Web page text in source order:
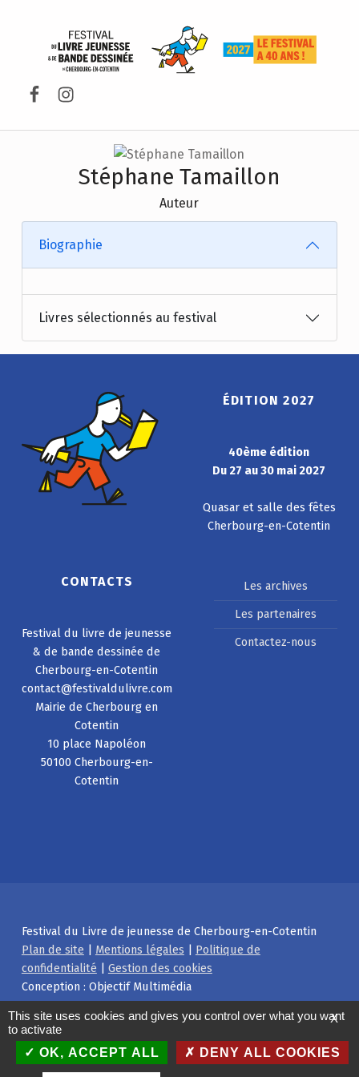
Facebook
Instagram
Stéphane Tamaillon
Auteur
Biographie
Livres sélectionnés au festival
ÉDITION 2027
40ème édition
Du 27 au 30 mai 2027
Quasar et salle des fêtes
Cherbourg-en-Cotentin
CONTACTS
Festival du livre de jeunesse
& de bande dessinée de
Cherbourg-en-Cotentin
contact@festivaldulivre.com
Mairie de Cherbourg en
Cotentin
10 place Napoléon
50100 Cherbourg-en-
Cotentin
Les archives
Les partenaires
Contactez-nous
Festival du Livre de jeunesse de Cherbourg-en-Cotentin
Plan de site | Mentions légales | Politique de
confidentialité | Gestion des cookies
Conception : Objectif Multimédia
Facebook
Instagram
Back to top ↑ X
This site uses cookies and gives you control over what you want
to activate
OK, ACCEPT ALL
DENY ALL COOKIES